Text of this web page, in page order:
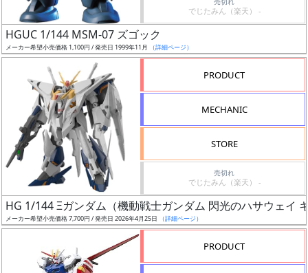
発
売
Web
シュ
通知
対象
ャ
ラ
リ
でじたみん（楽天） -
HGUC 1/144 MSM-07 ズゴック
メーカー希望小売価格 1,100円 / 発売日 1999年11月 （詳細ページ）
PRODUCT
MECHANIC
STORE
売切れ
でじたみん（楽天） -
HG 1/144 Ξガンダム（機動戦士ガンダム 閃光のハサウェイ
メーカー希望小売価格 7,700円 / 発売日 2026年4月25日 （詳細ページ）
PRODUCT